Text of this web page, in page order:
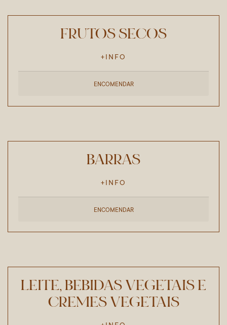
FRUTOS SECOS
+INFO
ENCOMENDAR
BARRAS
+INFO
ENCOMENDAR
LEITE, BEBIDAS VEGETAIS E
CREMES VEGETAIS